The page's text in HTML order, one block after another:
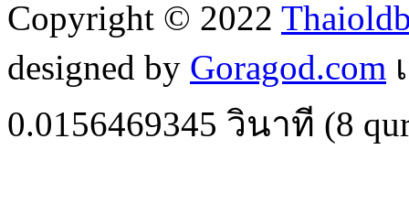
Copyright © 2022
designed by Goragod.com
0.0156469345 วินาที (8